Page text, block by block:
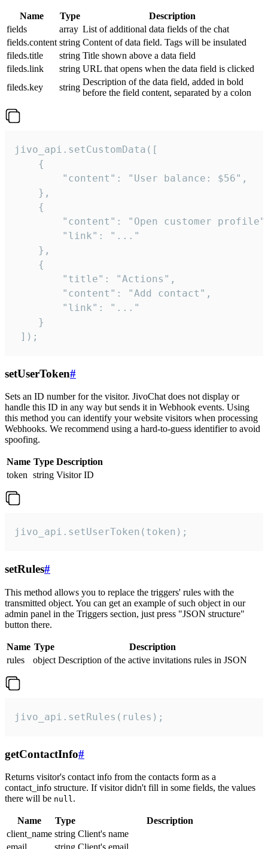
Name Type
Description
fields
array List of additional data fields of the chat
fields.content string Content of data field. Tags will be insulated
fileds.title
string Title shown above a data field
fileds.link
string URL that opens when the data field is clicked
fileds.key
string
Description of the data field, added in bold
before the field content, separated by a colon
jivo_api.setCustomData([
    {
        "content": "User balance: $56",
    },
    {
"content": "Open customer
        "link": "..."
    },
    {
        "title": "Actions",
        "content": "Add contact",
        "link": "..."
    }
]);
setUserToken#
Sets an ID number for the visitor. JivoChat does not display or
handle this ID in any way but sends it in Webhook events. Using
this method you can identify your website visitors when processing
Webhooks. We recommend using a hard-to-guess identifier to avoid
spoofing.
Name Type Description
token string Visitor ID
jivo_api.setUserToken(token);
setRules#
This method allows you to replace the triggers' rules with the
transmitted object. You can get an example of such object in our
admin panel in the Triggers section, just press "JSON structure"
button there.
Name Type
Description
rules
object Description of the active invitations rules in JSON
jivo_api.setRules(rules);
getContactInfo#
Returns visitor's contact info from the contacts form as a
contact_info structure. If visitor didn't fill in some fields, the values
there will be null.
Name Type
Description
client_name string Client's name